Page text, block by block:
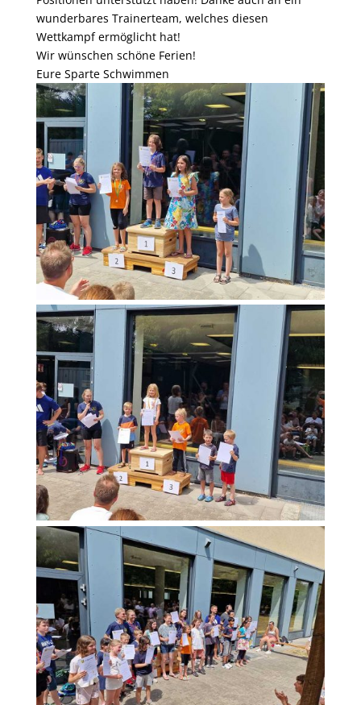
wunderbares Trainerteam, welches diesen
Wettkampf ermöglicht hat!
Wir wünschen schöne Ferien!
Eure Sparte Schwimmen